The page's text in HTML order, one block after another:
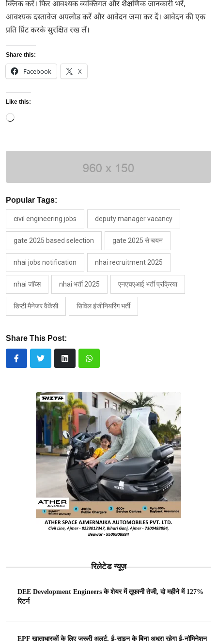
क्लिक करें। फिर आवश्यक व्यक्तिगत और शैक्षणिक जानकारी भरें,
आवश्यक दस्तावेज अपलोड करें और आवेदन जमा कर दें। आवेदन की एक
प्रति प्रिंट करके सुरक्षित रख लें।
Share this:
Facebook X
Like this:
Loading…
Popular Tags:
civil engineering jobs deputy manager vacancy
gate 2025 based selection gate 2025 से चयन
nhai jobs notification nhai recruitment 2025
nhai जॉब्स nhai भर्ती 2025 एनएचएआई भर्ती प्रक्रिया
डिप्टी मैनेजर वैकेंसी सिविल इंजीनियरिंग भर्ती
Share This Post:
रिलेटेड न्यूज़
DEE Development Engineers के शेयर में तूफानी तेजी, दो महीने में 127%
रिटर्न
EPF खाताधारकों के लिए जरूरी अलर्ट, ई-साइन के बिना अधूरा रहेगा ई-नॉमिनेशन